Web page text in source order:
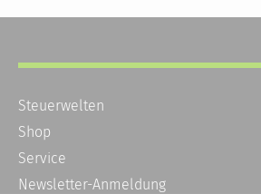
Steuerwelten
Shop
Service
Newsletter-Anmeldung